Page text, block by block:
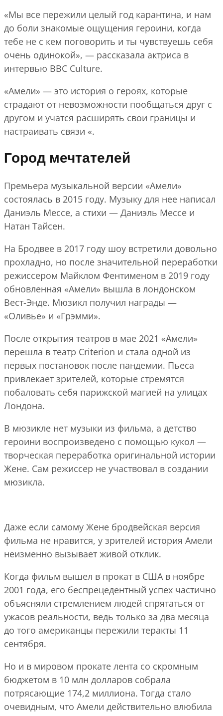
«Мы все пережили целый год карантина, и нам
до боли знакомые ощущения героини, когда
тебе не с кем поговорить и ты чувствуешь себя
очень одинокой», — рассказала актриса в
интервью BBC Culture.
«Амели» — это история о героях, которые
страдают от невозможности пообщаться друг с
другом и учатся расширять свои границы и
настраивать связи «.
Город мечтателей
Премьера музыкальной версии «Амели»
состоялась в 2015 году. Музыку для нее написал
Даниэль Мессе, а стихи — Даниэль Мессе и
Натан Тайсен.
На Бродвее в 2017 году шоу встретили довольно
прохладно, но после значительной переработки
режиссером Майклом Фентименом в 2019 году
обновленная «Амели» вышла в лондонском
Вест-Энде. Мюзикл получил награды —
«Оливье» и «Грэмми».
После открытия театров в мае 2021 «Амели»
перешла в театр Criterion и стала одной из
первых постановок после пандемии. Пьеса
привлекает зрителей, которые стремятся
побаловать себя парижской магией на улицах
Лондона.
В мюзикле нет музыки из фильма, а детство
героини воспроизведено с помощью кукол —
творческая переработка оригинальной истории
Жене. Сам режиссер не участвовал в создании
мюзикла.
Даже если самому Жене бродвейская версия
фильма не нравится, у зрителей история Амели
неизменно вызывает живой отклик.
Когда фильм вышел в прокат в США в ноябре
2001 года, его беспрецедентный успех частично
объясняли стремлением людей спрятаться от
ужасов реальности, ведь только за два месяца
до того американцы пережили теракты 11
сентября.
Но и в мировом прокате лента со скромным
бюджетом в 10 млн долларов собрала
потрясающие 174,2 миллиона. Тогда стало
очевидным, что Амели действительно влюбила